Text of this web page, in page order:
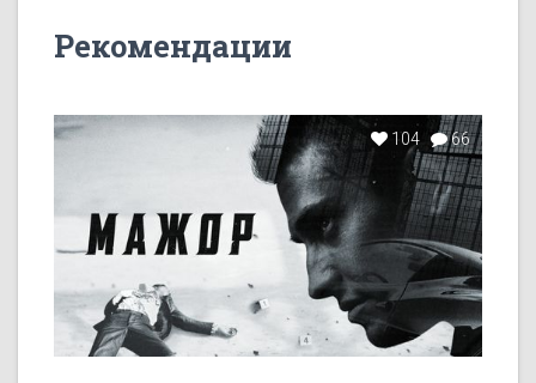
Рекомендации
104 66